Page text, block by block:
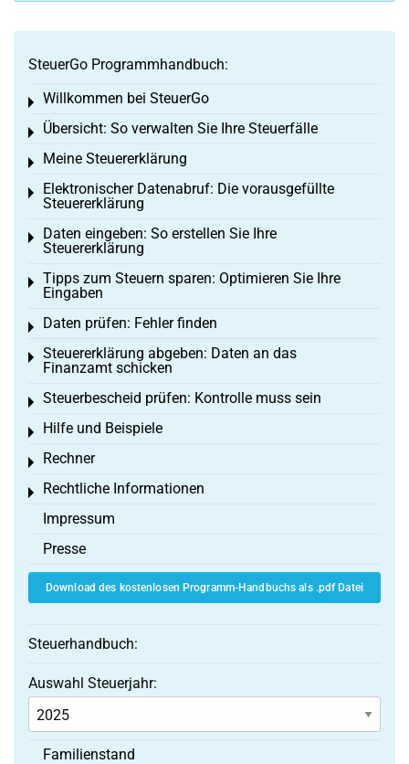
SteuerGo Programmhandbuch:
Willkommen bei SteuerGo
Toggle menu
Übersicht: So verwalten Sie Ihre Steuerfälle
Toggle menu
Meine Steuererklärung
Toggle menu
Elektronischer Datenabruf: Die vorausgefüllte
Steuererklärung
Toggle menu
Daten eingeben: So erstellen Sie Ihre
Steuererklärung
Toggle menu
Tipps zum Steuern sparen: Optimieren Sie Ihre
Eingaben
Toggle menu
Daten prüfen: Fehler finden
Toggle menu
Steuererklärung abgeben: Daten an das
Finanzamt schicken
Toggle menu
Steuerbescheid prüfen: Kontrolle muss sein
Toggle menu
Hilfe und Beispiele
Toggle menu
Rechner
Toggle menu
Rechtliche Informationen
Toggle menu
Impressum
Presse
Download des kostenlosen Programm-Handbuchs als .pdf Datei
Steuerhandbuch:
Auswahl Steuerjahr:
Familienstand